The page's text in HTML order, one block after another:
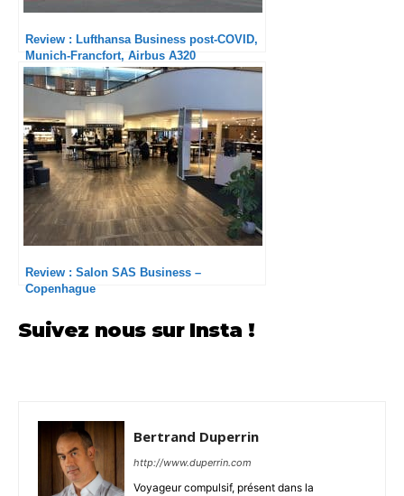
Review : Lufthansa Business post-COVID,
Munich-Francfort, Airbus A320
Review : Salon SAS Business –
Copenhague
Suivez nous sur Insta !
Bertrand Duperrin
http://www.duperrin.com
Voyageur compulsif, présent dans la